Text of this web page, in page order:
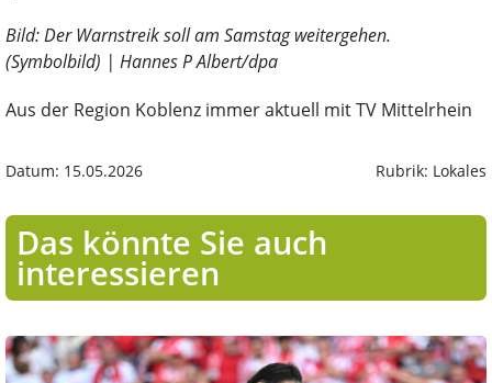
Bild: Der Warnstreik soll am Samstag weitergehen.
(Symbolbild) | Hannes P Albert/dpa
Aus der Region Koblenz immer aktuell mit TV Mittelrhein
Datum: 15.05.2026 Rubrik: Lokales
Das könnte Sie auch
interessieren